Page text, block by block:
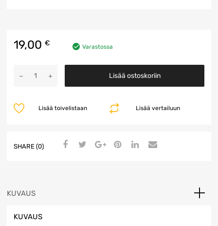
19,00 € Varastossa
takakansi
Lisää ostoskoriin
Lisää vertailuun
Lisää toivelistaan
SHARE (0)
KUVAUS
KUVAUS